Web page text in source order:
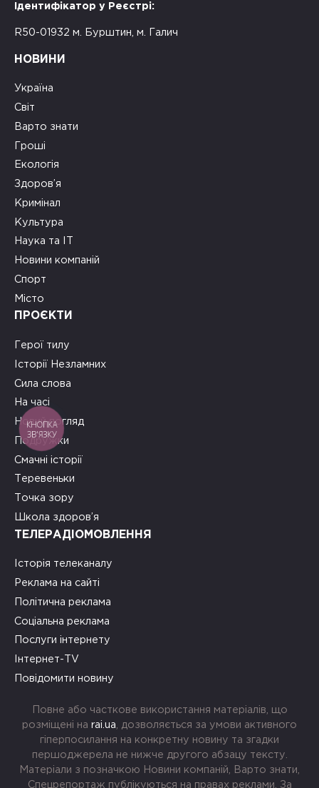
Ідентифікатор у Реєстрі:
R50-01932 м. Бурштин, м. Галич
НОВИНИ
Україна
Світ
Варто знати
Гроші
Екологія
Здоров’я
Кримінал
Культура
Наука та ІТ
Новини компаній
Спорт
Місто
ПРОЄКТИ
Герої тилу
Історії Незламних
Сила слова
На часі
Новий погляд
Подружки
Смачні історії
Теревеньки
Точка зору
Школа здоров’я
ТЕЛЕРАДІОМОВЛЕННЯ
Історія телеканалу
Реклама на сайті
Політична реклама
Соціальна реклама
Послуги інтернету
Інтернет-TV
Повідомити новину
Повне або часткове використання матеріалів, що
розміщені на rai.ua , дозволяється за умови активного
гіперпосилання на конкретну новину та згадки
першоджерела не нижче другого абзацу тексту.
Матеріали з позначкою Новини компаній, Варто знати,
Спецрепортаж публікуються на правах реклами. За
КНОПКА
ЗВ'ЯЗКУ